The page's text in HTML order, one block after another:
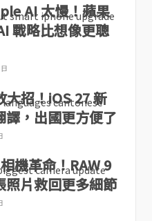
AI 太慢！蘋果
戰略比想像更聰
招！iOS 27 新
譯，出國更方便了
機革命！RAW 9
照片救回更多細節